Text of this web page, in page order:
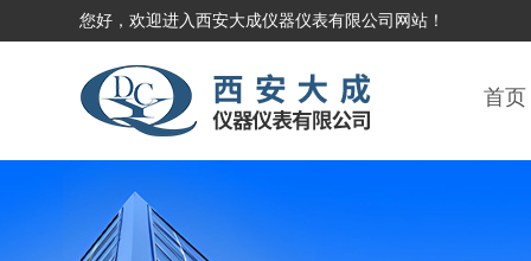
您好，欢迎进入西安大成仪器仪表有限公司网站！
首页